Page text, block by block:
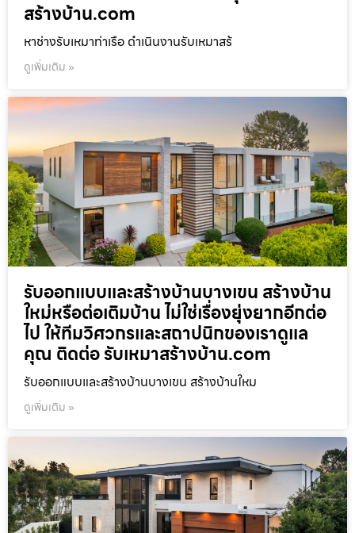
สร้างบ้าน.com
หาช่างรับเหมาท่าเรือ ดำเนินงานรับเหมาสร้
ดูเพิ่มเติม »
รับออกแบบและสร้างบ้านบางเขน สร้างบ้าน
ใหม่หรือต่อเติมบ้าน ไม่ใช่เรื่องยุ่งยากอีกต่อ
ไป ให้ทีมวิศวกรและสถาปนิกของเราดูแล
คุณ ติดต่อ รับเหมาสร้างบ้าน.com
รับออกแบบและสร้างบ้านบางเขน สร้างบ้านใหม
ดูเพิ่มเติม »